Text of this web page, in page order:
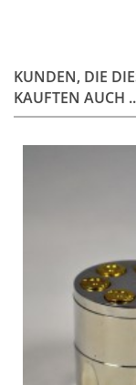
KUNDEN, DIE
KAUFTEN AUCH